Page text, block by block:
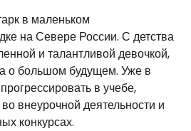
в маленьком
на Севере России. С детства
и талантливой девочкой,
о большом будущем. Уже в
в учебе,
внеурочной деятельности и
конкурсах.